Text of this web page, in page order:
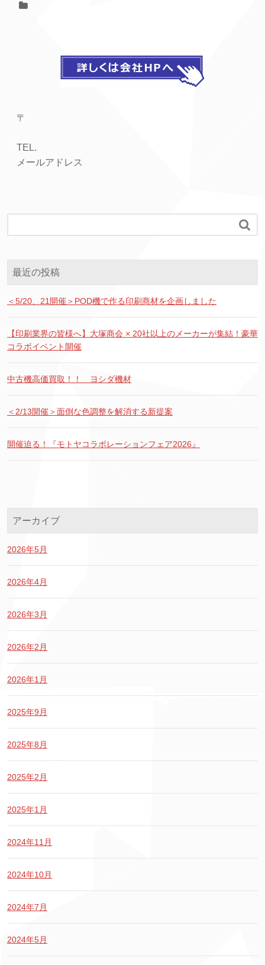
〒
TEL.
メールアドレス

最近の投稿
＜5/20、21開催＞POD機で作る印刷商材を企画しました
【印刷業界の皆様へ】大塚商会 × 20社以上のメーカーが集結！豪華
コラボイベント開催
中古機高価買取！！ ヨシダ機材
＜2/13開催＞面倒な色調整を解消する新提案
開催迫る！『モトヤコラボレーションフェア2026』
アーカイブ
2026年5月
2026年4月
2026年3月
2026年2月
2026年1月
2025年9月
2025年8月
2025年2月
2025年1月
2024年11月
2024年10月
2024年7月
2024年5月